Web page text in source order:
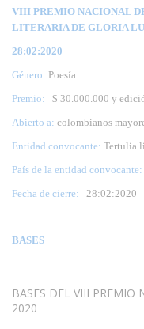
VIII PREMIO NACIONAL
LITERARIA DE GLORIA
28:02:2020
Género: Poesía
Premio:
$ 30.000.000 y
Abierto a: colombianos
Entidad convocante: Tertulia
País de la entidad convocante:
Fecha de cierre: 28:02:2020
BASES
BASES DEL VIII PREMIO
2020